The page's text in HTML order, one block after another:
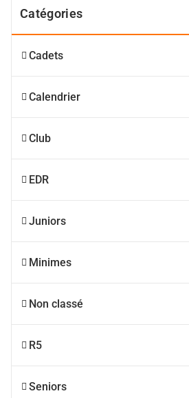
Catégories
Cadets
Calendrier
Club
EDR
Juniors
Minimes
Non classé
R5
Seniors